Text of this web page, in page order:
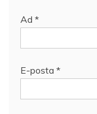
Ad *
E-posta *